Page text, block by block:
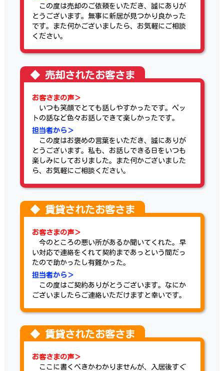
この度は売却のご依頼をいただき、誠にありが
とうございます。無事に新居が見つかり良かった
です。また何かございましたら、お気軽にご相談
ください。
お客さまの声＞
いつも笑顔でとても話しやすかったです。ペッ
トの話など色々お話しできて楽しかったです。
担当者から＞
この度はお褒めの言葉をいただき、誠にありが
とうございます。私も、お話しできる日をいつも
楽しみにしておりました。また何かございました
ら、お気軽にご相談ください。
お客さまの声＞
今のところの悪い所があるか聞いてくれた。早
い対応で連絡をくれて契約まであっという間だっ
たので助かったし有難かった。
担当者から＞
この度はご契約ありがとうございます。なにか
ございましたらご連絡いただけますと幸いです。
お客さまの声＞
ここに書くべきかわかりませんが、入居後すぐ